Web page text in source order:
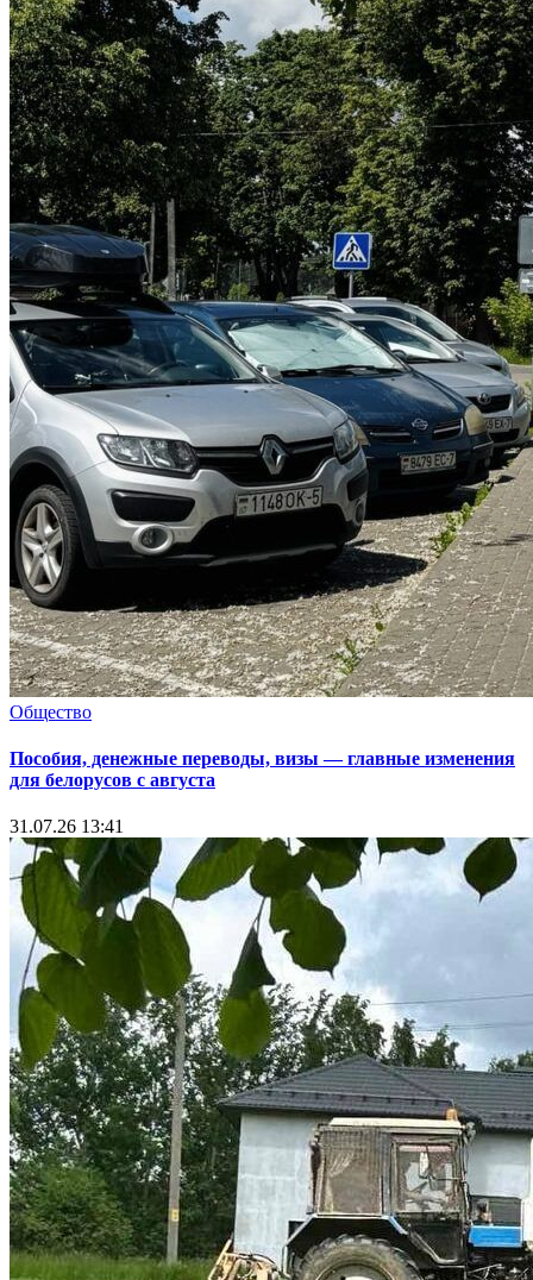
Общество
Пособия, денежные переводы, визы — главные изменения
для белорусов с августа
31.07.26 13:41